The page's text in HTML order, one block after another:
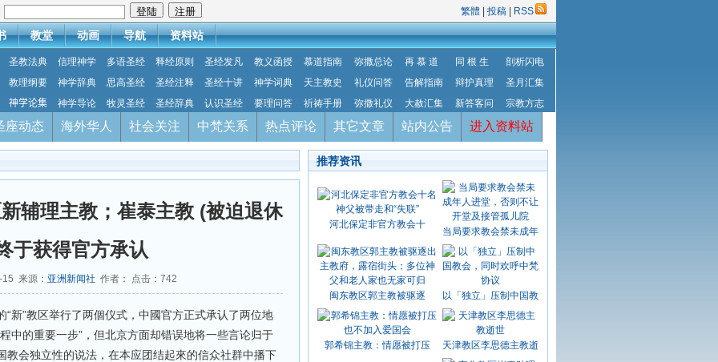
繁體 投稿 RSS
教堂 动画 导航 资料站
圣教法典 信理神学 多语圣经 释经原则 圣经发凡 教义函授 慕道指南 弥撒总论 再 慕 道 同 根 生
剖析闪电
教理纲要
神学辞典 思高圣经 圣经注释 圣经十讲 神学词典 天主教史 礼仪问答 告解指南 辩护真理
圣月汇集
神学论集
神学导论 牧灵圣经 圣经辞典 认识圣经 要理问答 祈祷手册 弥撒礼仪 大赦汇集 新答客问 宗教方志
座动态 海外华人 社会关注 中梵关系 热点评论 其它文章 站内公告 进入资料站
辅理主教；崔泰主教 (被迫退休
于获得官方承认
来源： 亚洲新闻社 作者： 点击： 742
新”教区举行了两個仪式，中國官方正式承认了两位地
中的重要一步”，但北京方面却错误地将一些言论归于
教会独立性的说法，在本应团结起來的信众社群中播下
推荐资讯
河北保定非官方教会十
当局要求教会禁未成年
闽东教区郭主教被驱逐 以「独立」压制中国教
郭希锦主教：情愿被打压 天津教区李思德主教逝